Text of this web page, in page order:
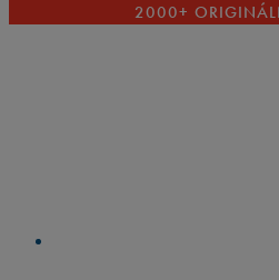
2000+
press